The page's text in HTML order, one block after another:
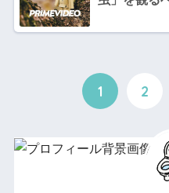
1 2